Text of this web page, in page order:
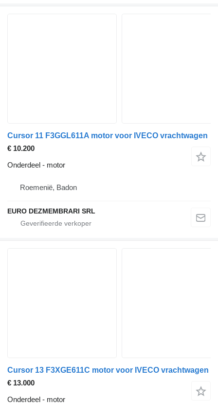
Cursor 11 F3GGL611A motor voor IVECO vrachtwagen
€ 10.200
Onderdeel - motor
Roemenië, Badon
EURO DEZMEMBRARI SRL
Cursor 13 F3XGE611C motor voor IVECO vrachtwagen
€ 13.000
Onderdeel - motor